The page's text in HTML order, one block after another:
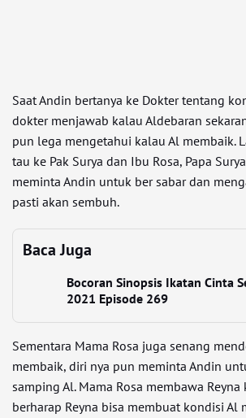
Saat Andin bertanya ke Dokter tentang
dokter menjawab kalau Aldebaran
pun lega mengetahui kalau Al membaik.
tau ke Pak Surya dan Ibu Rosa, Papa
meminta Andin untuk ber sabar dan
pasti akan sembuh.
Baca Juga
Bocoran Sinopsis Ikatan Cinta
2021 Episode 269
Sementara Mama Rosa juga senang
membaik, diri nya pun meminta Andin
samping Al. Mama Rosa membawa
berharap Reyna bisa membuat kondisi Al